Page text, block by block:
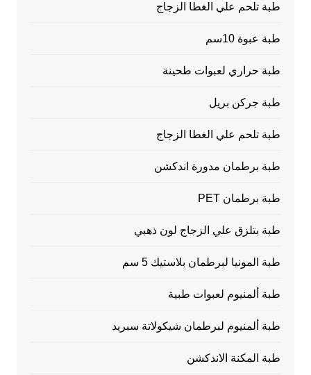
طبة تلحم علي الغطا الزجاج
طبة عبوة 10سم
طبة حراري لعبوات طحينة
طبة جركن بريل
طبة تلحم علي الغطا الزجاج
طبة برطمان مدورة اندكشن
طبة برطمان PET
طبة بتلزق علي الزجاج لون ذهبي
طبة المونيا لبرطمان بلاستيك 5 سم
طبة ألمنيوم لعبوات طبية
طبة ألمنيوم لبرطمان شيكولاتة سبريد
طبة المكنة الاندكشن